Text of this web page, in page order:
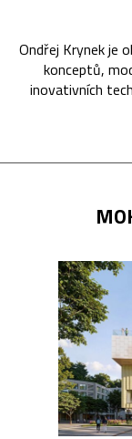
Ondřej Krynek je
konceptů,
inovativních